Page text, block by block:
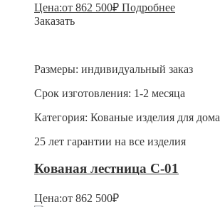
Цена:от 862 500₽ Подробнее
Заказать
Размеры: индивидуальный заказ
Срок изготовления: 1-2 месяца
Категория: Кованые изделия для дома
25 лет гарантии на все изделия
Кованая лестница С-01
Цена:от 862 500₽